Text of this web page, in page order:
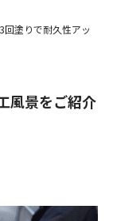
塗りで耐久性アッ
風景をご紹介